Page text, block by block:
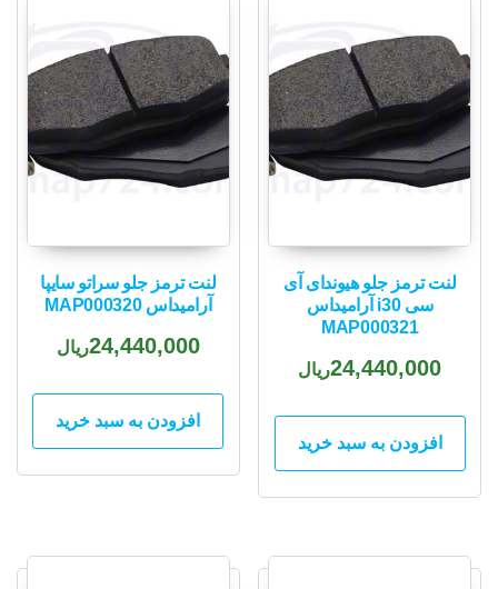
لنت ترمز جلو هیوندای آی
سی i30 آرامیداس
MAP000321
24,440,000ریال
افزودن به سبد خرید
لنت ترمز جلو سراتو سایپا
آرامیداس MAP000320
24,440,000ریال
افزودن به سبد خرید